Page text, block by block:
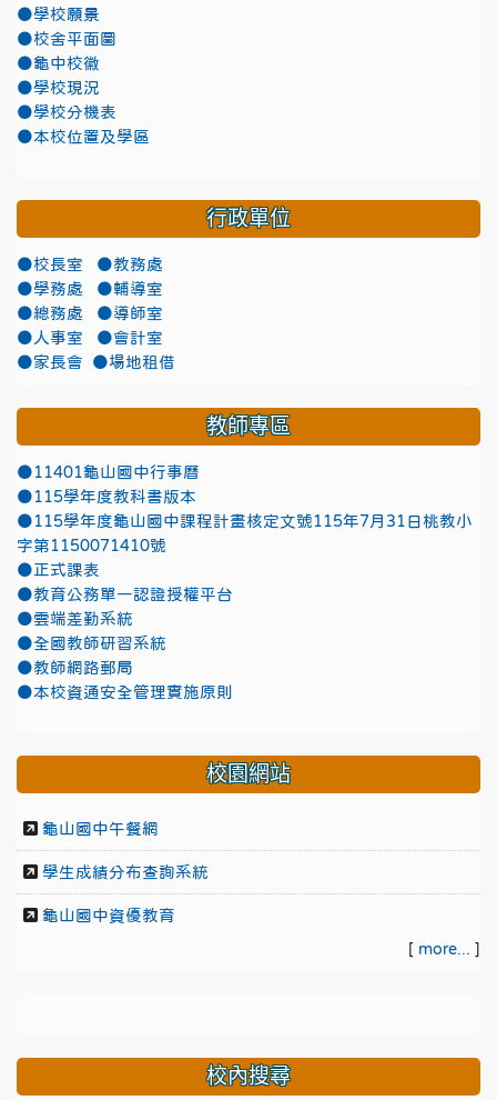
●學校願景
●校舍平面圖
●龜中校徽
●學校現況
●學校分機表
●本校位置及學區
行政單位
●校長室
●教務處
●學務處
●輔導室
●總務處
●導師室
●人事室
●會計室
●家長會
●場地租借
教師專區
●11401龜山國中行事曆
●115學年度教科書版本
●115學年度龜山國中課程計畫核定文號115年7月31日桃教小
字第1150071410號
●正式課表
●教育公務單一認證授權平台
●雲端差勤系統
●全國教師研習系統
●教師網路郵局
●本校資通安全管理實施原則
校園網站
龜山國中午餐網
學生成績分布查詢系統
龜山國中資優教育
[ more... ]
校內搜尋